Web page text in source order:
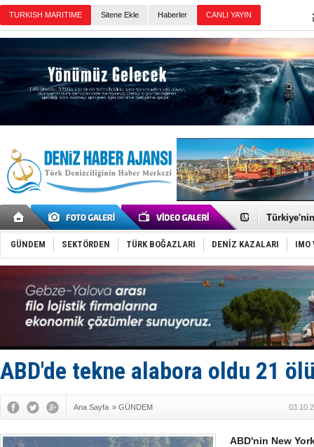
TURKISH MARITIME Sitene Ekle Haberler CANLI YAYIN
TÜRKLİM
Dünyanın
Keşfedildi:
D-Marin,
Van’da
ASEAN ilk
TAYK -
İstanbul
İngiliz
GÜNDEM SEKTÖRDEN TÜRK BOĞAZLARI DENİZ KAZALARI IMO
ABD'de tekne alabora oldu 21
Ana Sayfa » GÜNDEM
ABD'nin New